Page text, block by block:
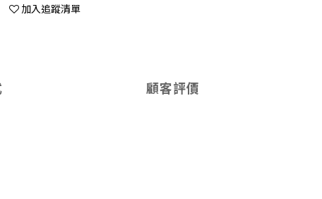
加入追蹤清單
顧客評價